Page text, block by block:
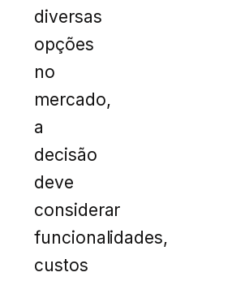
diversas
opções
no
mercado,
a
decisão
deve
considerar
funcionalidades,
custos